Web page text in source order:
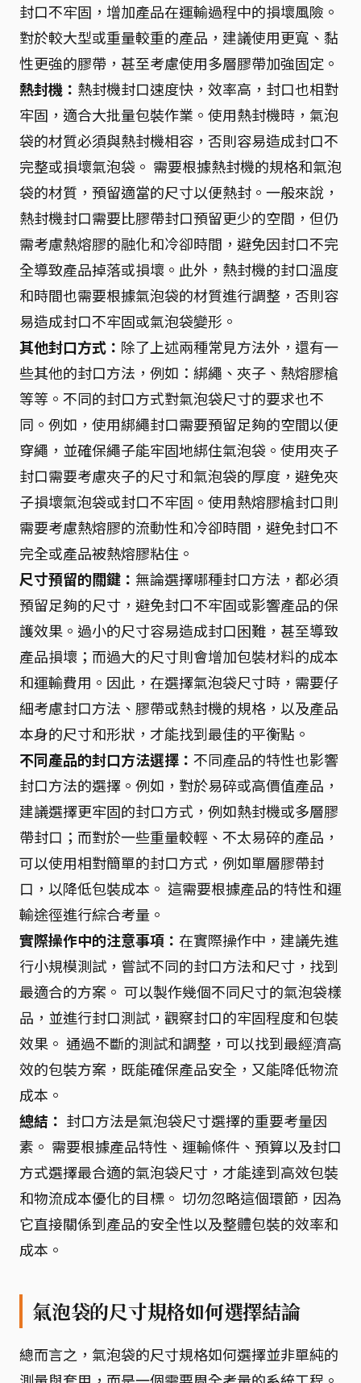
封口不牢固，增加產品在運輸過程中的損壞風險。
對於較大型或重量較重的產品，建議使用更寬、黏
性更強的膠帶，甚至考慮使用多層膠帶加強固定。
熱封機： 熱封機封口速度快，效率高，封口也相對
牢固，適合大批量包裝作業。使用熱封機時，氣泡
袋的材質必須與熱封機相容，否則容易造成封口不
完整或損壞氣泡袋。 需要根據熱封機的規格和氣泡
袋的材質，預留適當的尺寸以便熱封。一般來說，
熱封機封口需要比膠帶封口預留更少的空間，但仍
需考慮熱熔膠的融化和冷卻時間，避免因封口不完
全導致產品掉落或損壞。此外，熱封機的封口溫度
和時間也需要根據氣泡袋的材質進行調整，否則容
易造成封口不牢固或氣泡袋變形。
其他封口方式： 除了上述兩種常見方法外，還有一
些其他的封口方法，例如：綁繩、夾子、熱熔膠槍
等等。不同的封口方式對氣泡袋尺寸的要求也不
同。例如，使用綁繩封口需要預留足夠的空間以便
穿繩，並確保繩子能牢固地綁住氣泡袋。使用夾子
封口需要考慮夾子的尺寸和氣泡袋的厚度，避免夾
子損壞氣泡袋或封口不牢固。使用熱熔膠槍封口則
需要考慮熱熔膠的流動性和冷卻時間，避免封口不
完全或產品被熱熔膠粘住。
尺寸預留的關鍵： 無論選擇哪種封口方法，都必須
預留足夠的尺寸，避免封口不牢固或影響產品的保
護效果。過小的尺寸容易造成封口困難，甚至導致
產品損壞；而過大的尺寸則會增加包裝材料的成本
和運輸費用。因此，在選擇氣泡袋尺寸時，需要仔
細考慮封口方法、膠帶或熱封機的規格，以及產品
本身的尺寸和形狀，才能找到最佳的平衡點。
不同產品的封口方法選擇： 不同產品的特性也影響
封口方法的選擇。例如，對於易碎或高價值產品，
建議選擇更牢固的封口方式，例如熱封機或多層膠
帶封口；而對於一些重量較輕、不太易碎的產品，
可以使用相對簡單的封口方式，例如單層膠帶封
口，以降低包裝成本。 這需要根據產品的特性和運
輸途徑進行綜合考量。
實際操作中的注意事項： 在實際操作中，建議先進
行小規模測試，嘗試不同的封口方法和尺寸，找到
最適合的方案。 可以製作幾個不同尺寸的氣泡袋樣
品，並進行封口測試，觀察封口的牢固程度和包裝
效果。 通過不斷的測試和調整，可以找到最經濟高
效的包裝方案，既能確保產品安全，又能降低物流
成本。
總結： 封口方法是氣泡袋尺寸選擇的重要考量因
素。 需要根據產品特性、運輸條件、預算以及封口
方式選擇最合適的氣泡袋尺寸，才能達到高效包裝
和物流成本優化的目標。 切勿忽略這個環節，因為
它直接關係到產品的安全性以及整體包裝的效率和
成本。
氣泡袋的尺寸規格如何選擇結論
總而言之，氣泡袋的尺寸規格如何選擇並非單純的